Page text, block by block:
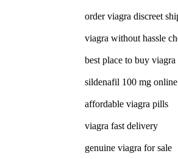
order viagra discreet
viagra without hassle
best place to buy viagra
sildenafil 100 mg online
affordable viagra pills
viagra fast delivery
genuine viagra for sale